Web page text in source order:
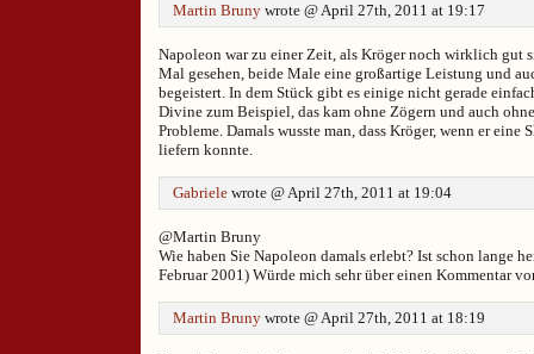
Martin Bruny wrote @ April 27th, 2011 at 19:17
Napoleon war zu einer Zeit, als Kröger noch wirklich gut
Mal gesehen, beide Male eine großartige Leistung und
begeistert. In dem Stück gibt es einige nicht gerade
Divine zum Beispiel, das kam ohne Zögern und auch
Probleme. Damals wusste man, dass Kröger, wenn er eine
liefern konnte.
Gabriele wrote @ April 27th, 2011 at 19:04
@Martin Bruny
Wie haben Sie Napoleon damals erlebt? Ist schon lange
Februar 2001) Würde mich sehr über einen Kommentar
Martin Bruny wrote @ April 27th, 2011 at 18:19